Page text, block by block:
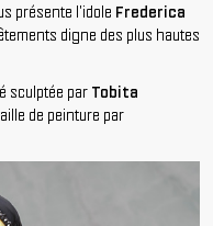
présente l'idole Frederica
digne des plus hautes
sculptée par Tobita
de peinture par